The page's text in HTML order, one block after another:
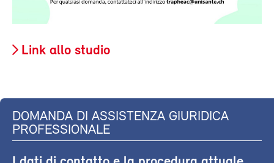
Link allo studio
DOMANDA DI ASSISTENZA GIURIDICA
PROFESSIONALE